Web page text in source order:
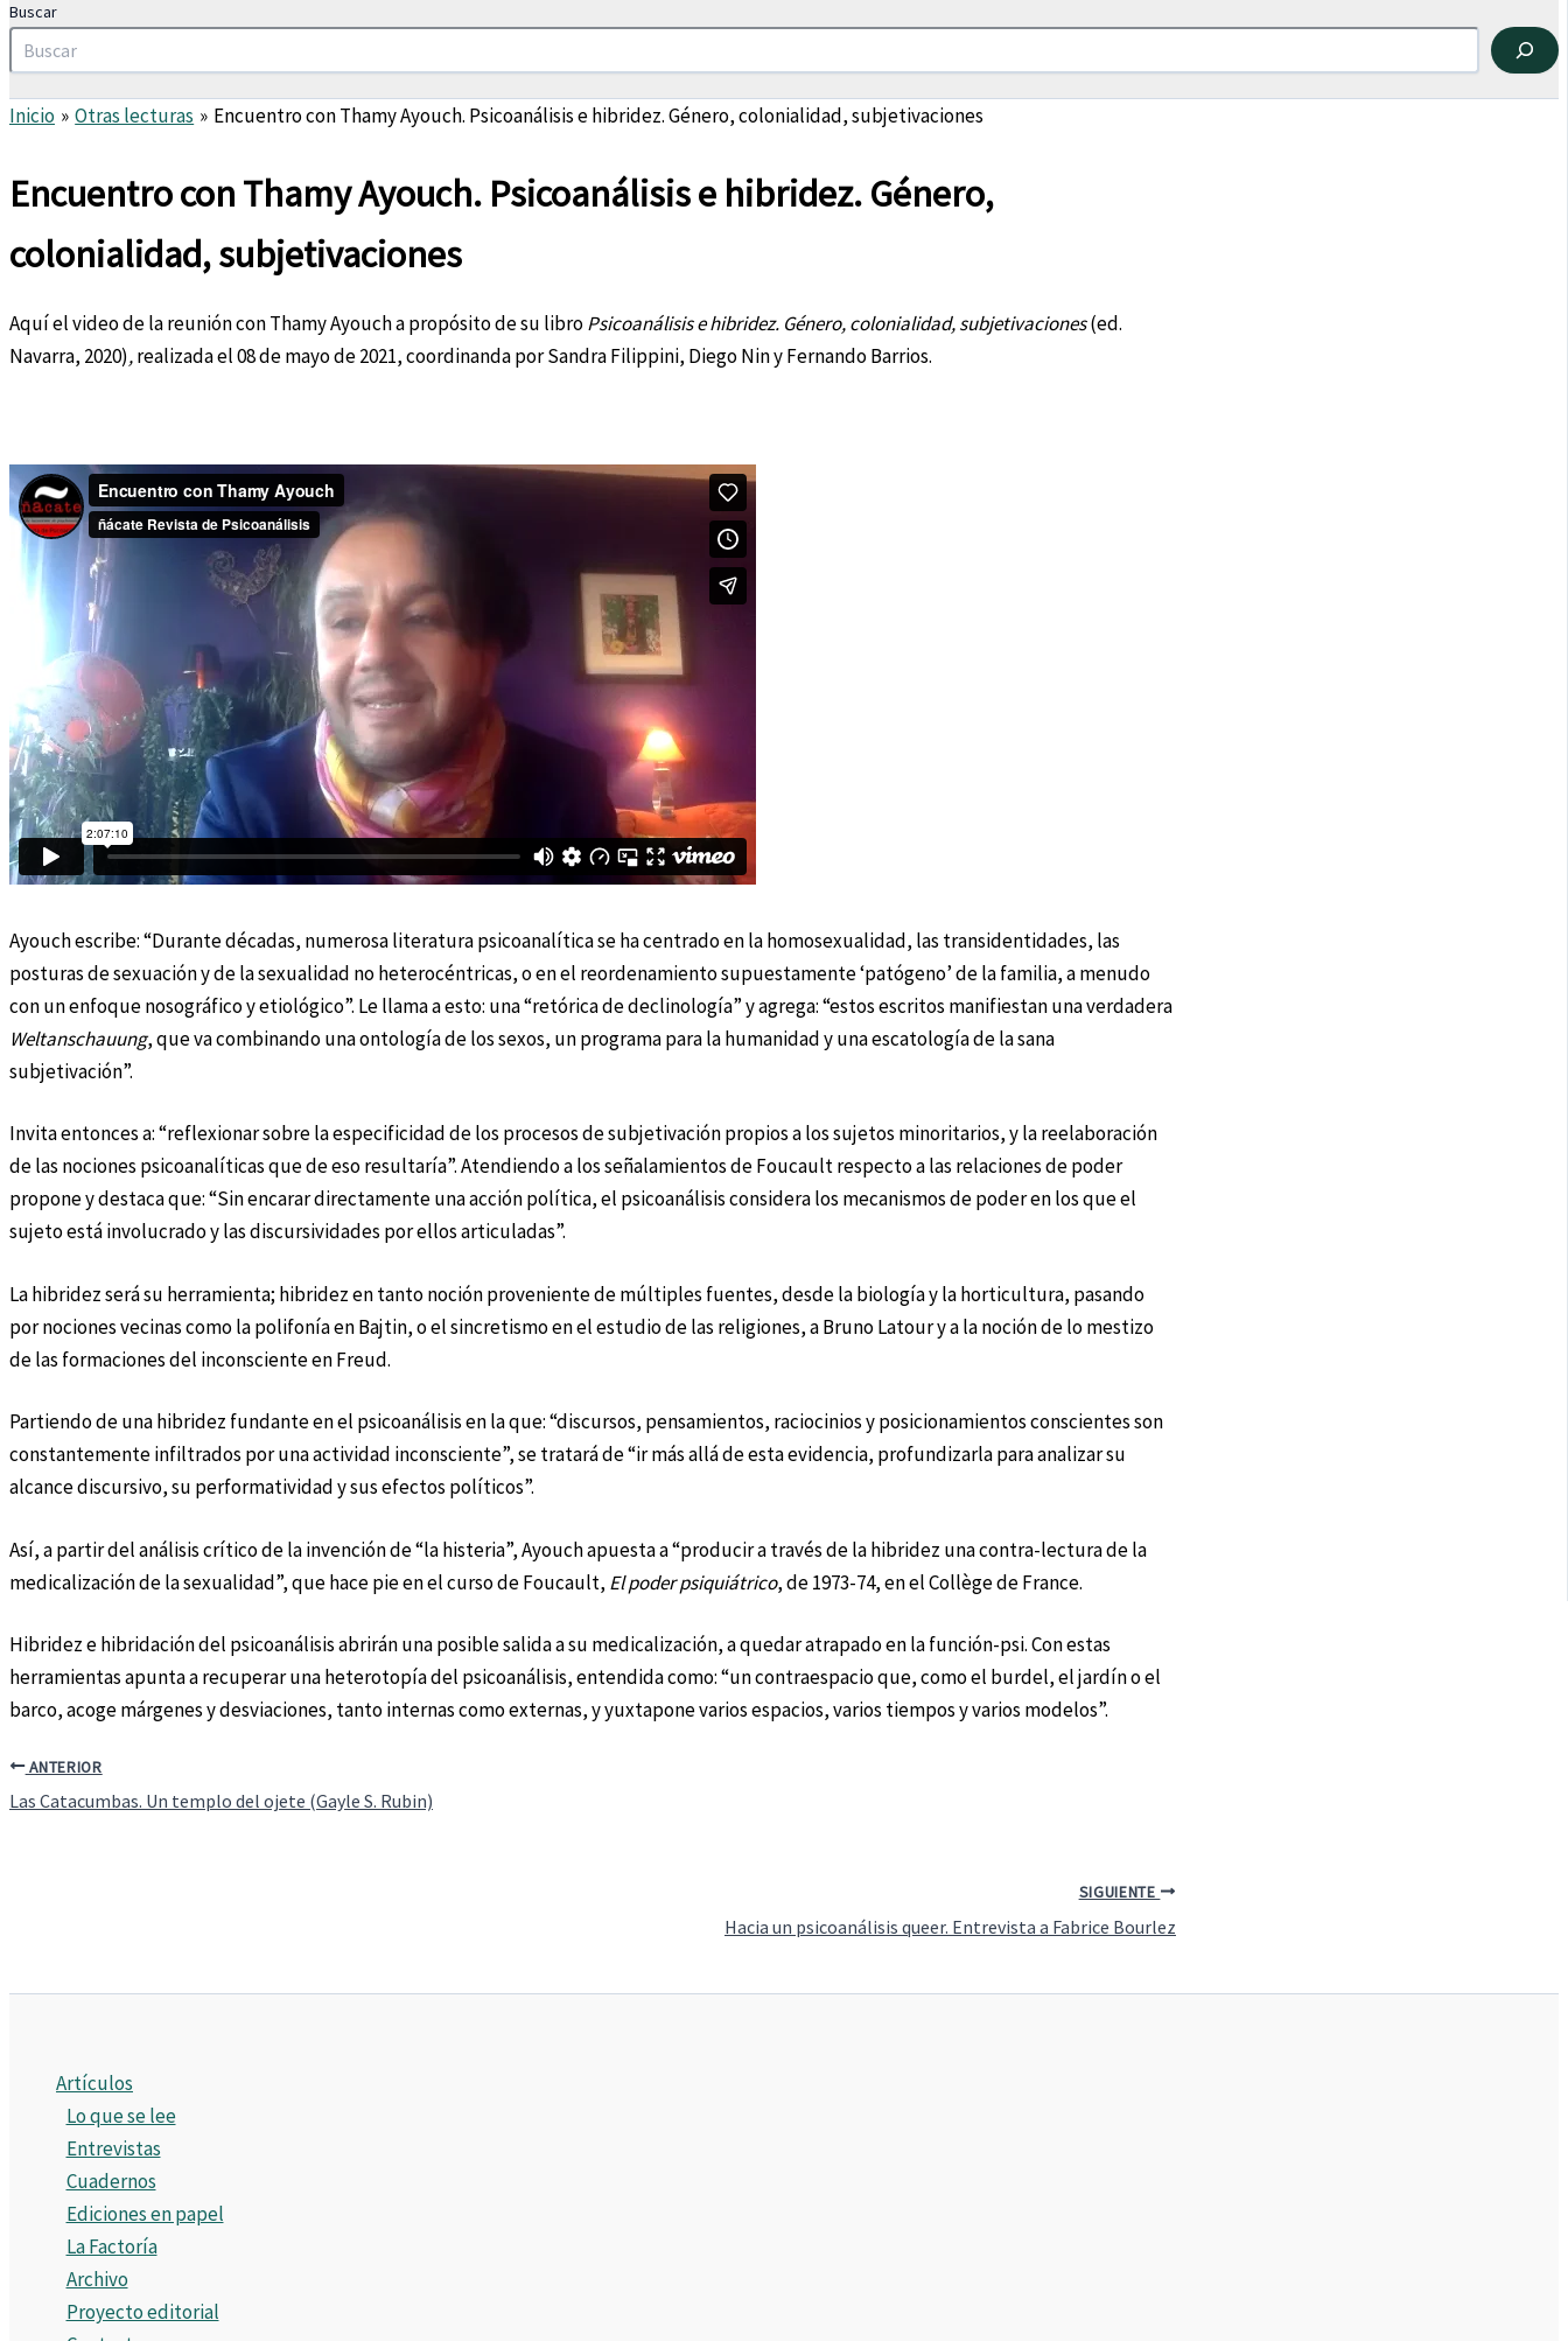
Buscar
Inicio Otras lecturas Encuentro con Thamy Ayouch. Psicoanálisis e hibridez. Género, colonialidad, subjetivaciones
Encuentro con Thamy Ayouch. Psicoanálisis e hibridez. Género,
colonialidad, subjetivaciones
Aquí el video de la reunión con Thamy Ayouch a propósito de su libroPsicoanálisis e hibridez. Género, colonialidad, subjetivaciones(ed.
Navarra, 2020),realizada el 08 de mayo de 2021, coordinanda por Sandra Filippini, Diego Nin y Fernando Barrios.
Ayouch escribe: “Durante décadas, numerosa literatura psicoanalítica se ha centrado en la homosexualidad, las transidentidades, las
posturas de sexuación y de la sexualidad no heterocéntricas, o en el reordenamiento supuestamente ‘patógeno’ de la familia, a menudo
con un enfoque nosográfico y etiológico”. Le llama a esto: una “retórica de declinología” y agrega: “estos escritos manifiestan una verdadera
Weltanschauung, que va combinando una ontología de los sexos, un programa para la humanidad y una escatología de la sana
subjetivación”.
Invita entonces a: “reflexionar sobre la especificidad de los procesos de subjetivación propios a los sujetos minoritarios, y la reelaboración
de las nociones psicoanalíticas que de eso resultaría”. Atendiendo a los señalamientos de Foucault respecto a las relaciones de poder
propone y destaca que: “Sin encarar directamente una acción política, el psicoanálisis considera los mecanismos de poder en los que el
sujeto está involucrado y las discursividades por ellos articuladas”.
La hibridez será su herramienta; hibridez en tanto noción proveniente de múltiples fuentes, desde la biología y la horticultura, pasando
por nociones vecinas como la polifonía en Bajtin, o el sincretismo en el estudio de las religiones, a Bruno Latour y a la noción de lo mestizo
de las formaciones del inconsciente en Freud.
Partiendo de una hibridez fundante en el psicoanálisis en la que: “discursos, pensamientos, raciocinios y posicionamientos conscientes son
constantemente infiltrados por una actividad inconsciente”, se tratará de “ir más allá de esta evidencia, profundizarla para analizar su
alcance discursivo, su performatividad y sus efectos políticos”.
Así, a partir del análisis crítico de la invención de “la histeria”, Ayouch apuesta a “producir a través de la hibridez una contra-lectura de la
medicalización de la sexualidad”, que hace pie en el curso de Foucault, El poder psiquiátrico, de 1973-74, en el Collège de France.
Hibridez e hibridación del psicoanálisis abrirán una posible salida a su medicalización, a quedar atrapado en la función-psi. Con estas
herramientas apunta a recuperar una heterotopía del psicoanálisis, entendida como: “un contraespacio que, como el burdel, el jardín o el
barco, acoge márgenes y desviaciones, tanto internas como externas, y yuxtapone varios espacios, varios tiempos y varios modelos”.
ANTERIOR
Las Catacumbas. Un templo del ojete (Gayle S. Rubin)
SIGUIENTE
Hacia un psicoanálisis queer. Entrevista a Fabrice Bourlez
Artículos
Lo que se lee
Entrevistas
Cuadernos
Ediciones en papel
La Factoría
Archivo
Proyecto editorial